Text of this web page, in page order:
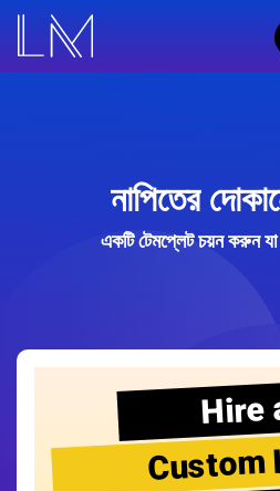
নাপিতের
একটি টেমপ্লেট চয়ন করুন
Hire
Custom